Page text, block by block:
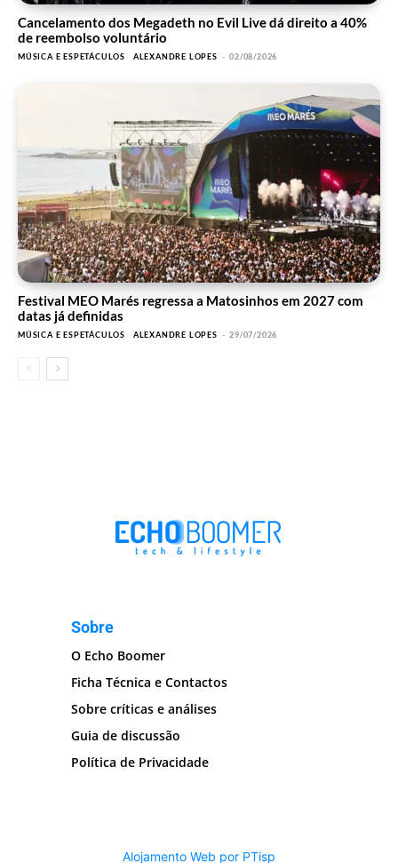
Cancelamento dos Megadeth no Evil Live dá direito a 40%
de reembolso voluntário
MÚSICA E ESPETÁCULOS ALEXANDRE LOPES - 02/08/2026
Festival MEO Marés regressa a Matosinhos em 2027 com
datas já definidas
MÚSICA E ESPETÁCULOS ALEXANDRE LOPES - 29/07/2026
Sobre
O Echo Boomer
Ficha Técnica e Contactos
Sobre críticas e análises
Guia de discussão
Política de Privacidade
Alojamento Web por PTisp